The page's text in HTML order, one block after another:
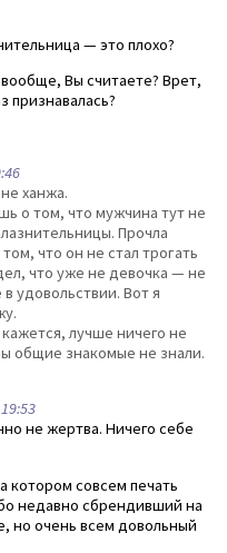
— это плохо?
Вы считаете? Врет,
признавалась?
ханжа.
о том, что мужчина тут не
Прочла
что он не стал трогать
что уже не девочка — не
удовольствии. Вот я
лучше ничего не
общие знакомые не знали.
не жертва. Ничего себе
котором совсем печать
недавно сбрендивший на
но очень всем довольный